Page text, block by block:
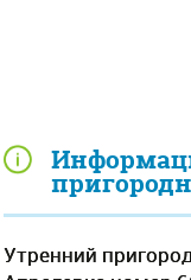
Утренний